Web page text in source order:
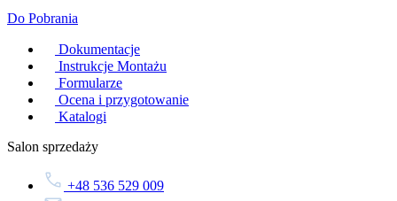
Do Pobrania
Dokumentacje
Instrukcje Montażu
Formularze
Ocena i przygotowanie
Katalogi
Salon sprzedaży
+48 536 529 009